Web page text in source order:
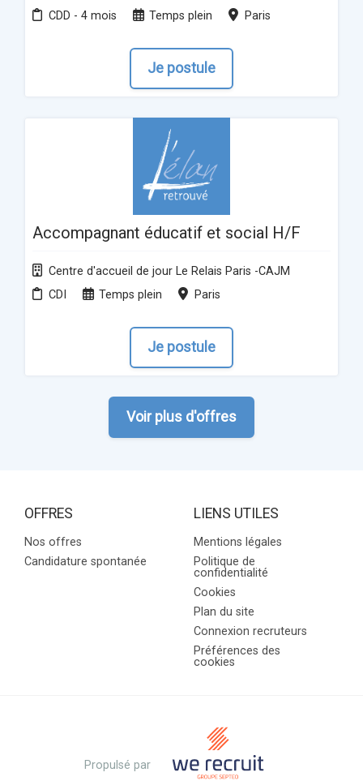
CDD - 4 mois
Temps plein Paris
Je postule
Accompagnant éducatif et social H/F
Centre d'accueil de jour Le Relais Paris -CAJM
CDI
Temps plein Paris
Je postule
Voir plus d'offres
OFFRES
Nos offres
Candidature spontanée
LIENS UTILES
Mentions légales
Politique de
confidentialité
Cookies
Plan du site
Connexion recruteurs
Préférences des
cookies
Propulsé par